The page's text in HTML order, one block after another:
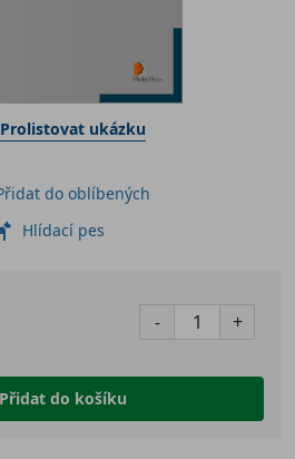
Prolistovat ukázku
- +
Přidat do košíku
do oblíbených
Hlídací pes